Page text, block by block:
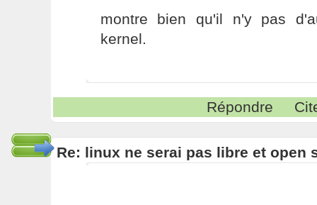
montre bien qu'il n'y pas
kernel.
Répondre
Re: linux ne serai pas libre et open